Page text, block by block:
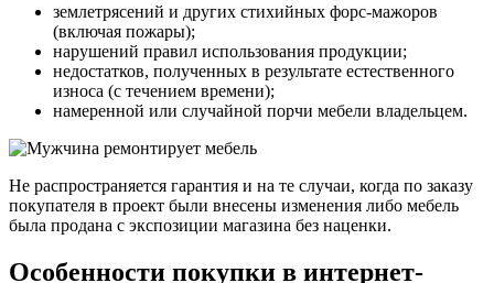
землетрясений и других стихийных форс-мажоров
(включая пожары);
нарушений правил использования продукции;
недостатков, полученных в результате естественного
износа (с течением времени);
намеренной или случайной порчи мебели владельцем.
Не распространяется гарантия и на те случаи, когда по заказу
покупателя в проект были внесены изменения либо мебель
была продана с экспозиции магазина без наценки.
Особенности покупки в интернет-